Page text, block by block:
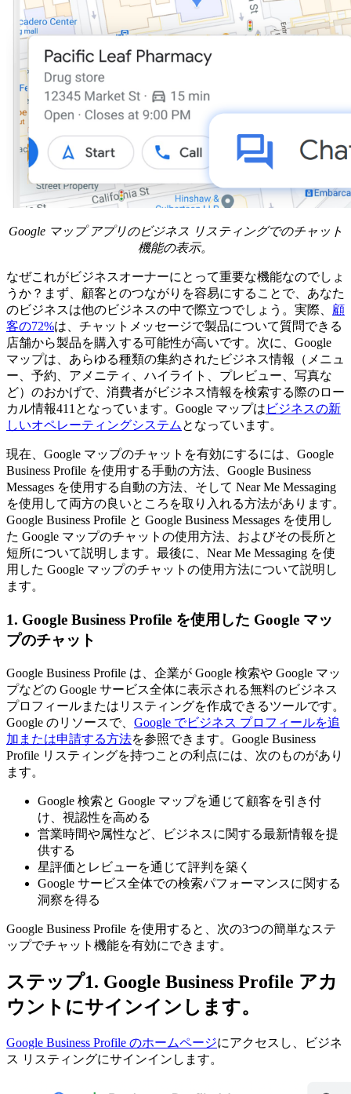
Google マップ アプリのビジネス リスティングでのチャット
機能の表示。
なぜこれがビジネスオーナーにとって重要な機能なのでしょ
うか？まず、顧客とのつながりを容易にすることで、あなた
のビジネスは他のビジネスの中で際立つでしょう。実際、 顧
客の72%は、チャットメッセージで製品について質問できる
店舗から製品を購入する可能性が高いです。次に、Google
マップは、あらゆる種類の集約されたビジネス情報（メニュ
ー、予約、アメニティ、ハイライト、プレビュー、写真な
ど）のおかげで、消費者がビジネス情報を検索する際のロー
カル情報411となっています。Google マップは ビジネスの新
しいオペレーティングシステム となっています。
現在、Google マップのチャットを有効にするには、Google
Business Profile を使用する手動の方法、Google Business
Messages を使用する自動の方法、そして Near Me Messaging
を使用して両方の良いところを取り入れる方法があります。
Google Business Profile と Google Business Messages を使用し
た Google マップのチャットの使用方法、およびその長所と
短所について説明します。最後に、Near Me Messaging を使
用した Google マップのチャットの使用方法について説明し
ます。
1. Google Business Profile を使用した Google マッ
プのチャット
Google Business Profile は、企業が Google 検索や Google マッ
プなどの Google サービス全体に表示される無料のビジネス
プロフィールまたはリスティングを作成できるツールです。
Google のリソースで、 Google でビジネス プロフィールを追
加または申請する方法を参照できます。Google Business
Profile リスティングを持つことの利点には、次のものがあり
ます。
Google 検索と Google マップを通じて顧客を引き付
け、視認性を高める
営業時間や属性など、ビジネスに関する最新情報を提
供する
星評価とレビューを通じて評判を築く
Google サービス全体での検索パフォーマンスに関する
洞察を得る
Google Business Profile を使用すると、次の3つの簡単なステ
ップでチャット機能を有効にできます。
ステップ1. Google Business Profile アカ
ウントにサインインします。
Google Business Profile のホームページにアクセスし、ビジネ
ス リスティングにサインインします。